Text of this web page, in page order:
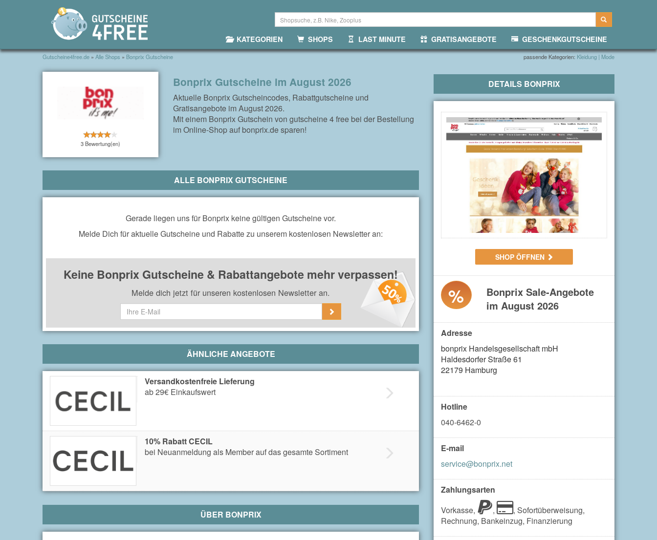
KATEGORIEN SHOPS LAST MINUTE GRATISANGEBOTE GESCHENKGUTSCHEINE
Gutscheine4free.de » Alle Shops » Bonprix Gutscheine passende Kategorien: Kleidung | Mode
3 Bewertung(en)
Bonprix Gutscheine im August 2026
Aktuelle Bonprix Gutscheincodes, Rabattgutscheine und
Gratisangebote im August 2026.
Mit einem Bonprix Gutschein von gutscheine 4 free bei der Bestellung
im Online-Shop auf bonprix.de sparen!
ALLE BONPRIX GUTSCHEINE
Gerade liegen uns für Bonprix keine gültigen Gutscheine vor.
Melde Dich für aktuelle Gutscheine und Rabatte zu unserem kostenlosen Newsletter an:
Keine Bonprix Gutscheine & Rabattangebote mehr verpassen!
Melde dich jetzt für unseren kostenlosen Newsletter an.
ÄHNLICHE ANGEBOTE
Versandkostenfreie Lieferung
ab 29€ Einkaufswert
10% Rabatt CECIL
bei Neuanmeldung als Member auf das gesamte Sortiment
ÜBER BONPRIX
DETAILS BONPRIX
SHOP ÖFFNEN
%
Bonprix Sale-Angebote
im August 2026
Adresse
bonprix Handelsgesellschaft mbH
Haldesdorfer Straße 61
22179 Hamburg
Hotline
040-6462-0
E-mail
service@bonprix.net
Zahlungsarten
Vorkasse,
, , Sofortüberweisung,
Rechnung, Bankeinzug, Finanzierung